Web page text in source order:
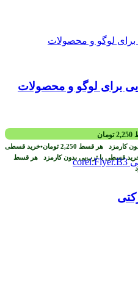
برای لوگو و محصولات
2,250 تومان
کارمزد هر قسط 2,250 تومان•خرید قسطی
قسطی با ترب‌پی بدون کارمزد هر قسط